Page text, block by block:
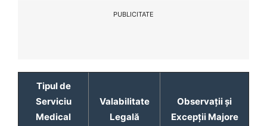
PUBLICITATE
Tipul de
Serviciu
Medical
Valabilitate
Legală
Observații și
Excepții Majore